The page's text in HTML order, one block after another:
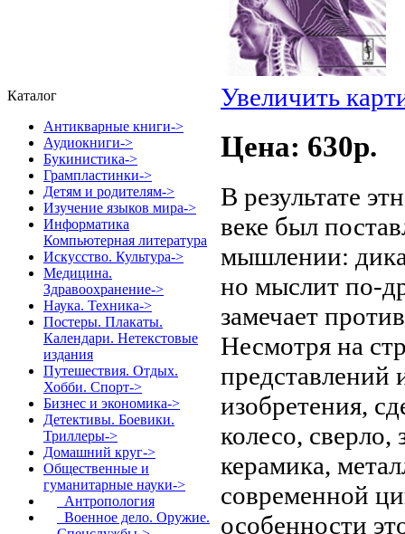
Каталог
Антикварные книги->
Аудиокниги->
Букинистика->
Грампластинки->
Детям и родителям->
Изучение языков мира->
Информатика
Компьютерная литература
Искусство. Культура->
Медицина.
Здравоохранение->
Наука. Техника->
Постеры. Плакаты.
Календари. Нетекстовые
издания
Путешествия. Отдых.
Хобби. Спорт->
Бизнес и экономика->
Детективы. Боевики.
Триллеры->
Домашний круг->
Общественные и
гуманитарные науки->
Антропология
Военное дело. Оружие.
Увеличить
Цена: 630p.
В результате
веке был
мышлении:
но мыслит по-
замечает
Несмотря на
представлений
изобретения,
колесо, сверло,
керамика,
современной
особенности